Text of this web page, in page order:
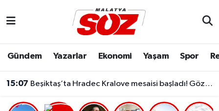
Gündem Yazarlar Ekonomi Yaşam Spor
15:07 Beşiktaş’ta Hradec Kralove mesaisi başladı! Gözler rövanş maçında
Dünya
Malatya Nöbetçi Eczaneler
Malatya Namaz Vakitleri